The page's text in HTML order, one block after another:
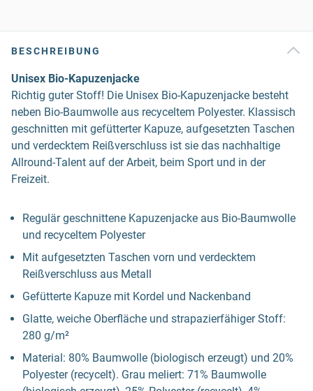
BESCHREIBUNG
Unisex Bio-Kapuzenjacke
Richtig guter Stoff! Die Unisex Bio-Kapuzenjacke besteht
neben Bio-Baumwolle aus recyceltem Polyester. Klassisch
geschnitten mit gefütterter Kapuze, aufgesetzten Taschen
und verdecktem Reißverschluss ist sie das nachhaltige
Allround-Talent auf der Arbeit, beim Sport und in der
Freizeit.
Regulär geschnittene Kapuzenjacke aus Bio-Baumwolle
und recyceltem Polyester
Mit aufgesetzten Taschen vorn und verdecktem
Reißverschluss aus Metall
Gefütterte Kapuze mit Kordel und Nackenband
Glatte, weiche Oberfläche und strapazierfähiger Stoff:
280 g/m²
Material: 80% Baumwolle (biologisch erzeugt) und 20%
Polyester (recycelt). Grau meliert: 71% Baumwolle